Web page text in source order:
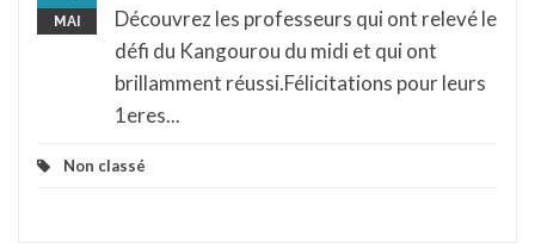
MAI
Découvrez les professeurs qui ont relevé le
défi du Kangourou du midi et qui ont
brillamment réussi.Félicitations pour leurs
1eres...
Non classé